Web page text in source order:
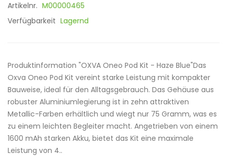
Artikelnr. M00000465
Verfügbarkeit Lagernd
Produktinformation "OXVA Oneo Pod Kit - Haze Blue"Das
Oxva Oneo Pod Kit vereint starke Leistung mit kompakter
Bauweise, ideal für den Alltagsgebrauch. Das Gehäuse aus
robuster Aluminiumlegierung ist in zehn attraktiven
Metallic-Farben erhältlich und wiegt nur 75 Gramm, was es
zu einem leichten Begleiter macht. Angetrieben von einem
1600 mAh starken Akku, bietet das Kit eine maximale
Leistung von 4..